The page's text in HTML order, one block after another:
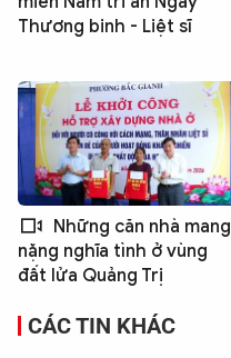
Thương binh - Liệt sĩ
Những căn nhà mang
nặng nghĩa tình ở vùng
đất lửa Quảng Trị
CÁC TIN KHÁC